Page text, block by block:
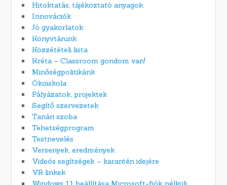
Hitoktatás, tájékoztató anyagok
Innovációk
Jó gyakorlatok
Könyvtárunk
Közzétételi lista
Kréta – Classroom gondom van!
Minőségpolitikánk
Ökoiskola
Pályázatok, projektek
Segítő szervezetek
Tanári szoba
Tehetségprogram
Testnevelés
Versenyek, eredmények
Videós segítségek – karantén idejére
VR linkek